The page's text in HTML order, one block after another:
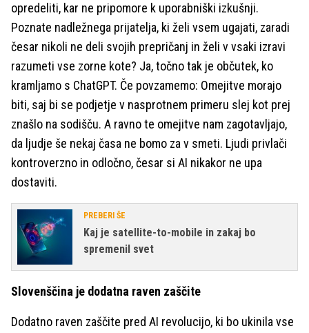
opredeliti, kar ne pripomore k uporabniški izkušnji.
Poznate nadležnega prijatelja, ki želi vsem ugajati, zaradi
česar nikoli ne deli svojih prepričanj in želi v vsaki izravi
razumeti vse zorne kote? Ja, točno tak je občutek, ko
kramljamo s ChatGPT. Če povzamemo: Omejitve morajo
biti, saj bi se podjetje v nasprotnem primeru slej kot prej
znašlo na sodišču. A ravno te omejitve nam zagotavljajo,
da ljudje še nekaj časa ne bomo za v smeti. Ljudi privlači
kontroverzno in odločno, česar si AI nikakor ne upa
dostaviti.
PREBERI ŠE
Kaj je satellite-to-mobile in zakaj bo
spremenil svet
Slovenščina je dodatna raven zaščite
Dodatno raven zaščite pred AI revolucijo, ki bo ukinila vse